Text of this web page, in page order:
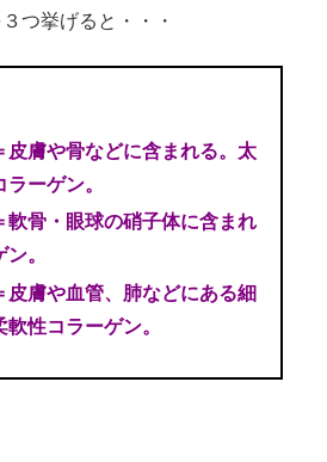
つ挙げると・・・
皮膚や骨などに含まれる。太
ーゲン。
軟骨・眼球の硝子体に含まれ
。
皮膚や血管、肺などにある細
性コラーゲン。